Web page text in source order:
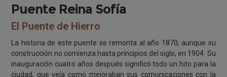
Puente Reina Sofía
El Puente de Hierro
La historia de este puente se remonta al año 1870, aunque su
construcción no comienza hasta principios del siglo, en 1904. Su
inauguración cuatro años después significó todo un hito para la
ciudad, que veía como mejoraban sus comunicaciones con la